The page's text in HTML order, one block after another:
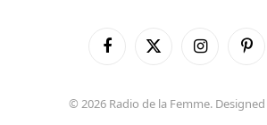
FacebookX
Instagram
© 2026 Radio de la Femme.